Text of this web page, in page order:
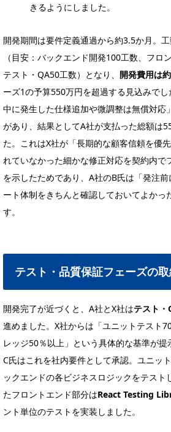
きるようにしました。
開発期間は要件定義通過から約3.5か月。
（目安：バックエンド開発100工数、フロ
テスト・QA50工数）となり、 開発費用は
ーズ1の予算550万円を超過する見込みで
中に発生した仕様追加や微調整は無償対
があり、結果としてA社が支払った総額は
た。これはX社が「長期的な顧客信頼を優
れていなかった細かな修正対応を契約内で
を示したためであり、A社のB氏は「発注
ート体制をきちんと確認しておいてよかっ
す。
テスト・品質保証フェーズの
開発完了が近づくと、A社とX社はテスト・
進めました。X社からは「ユニットテスト
レッジ50％以上」という具体的な基準が
C氏はこれを社内要件として承認。ユニッ
ックエンドの各ビジネスロジックをテスト
たフロントエンド部分はReact Testing
ント単位のテストを実装しました。